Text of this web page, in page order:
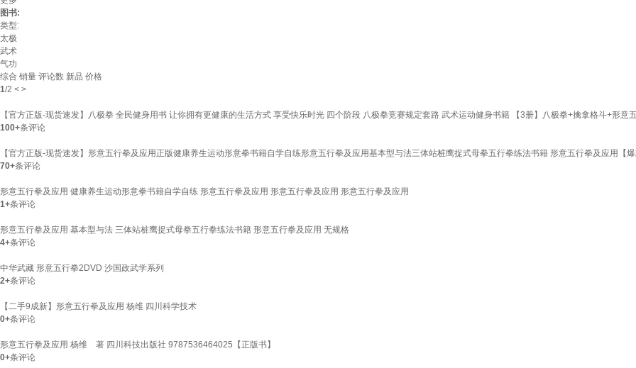
图书:
类型:
太极
武术
气功
综合 销量 评论数 新品 价格
1/2 < >
【官方正版-现货速发】八极拳 全民健身用书 让你拥有更健康的生活方式 享受快乐时光 四个阶段 八极拳竞赛规定套路 武术运动健身书籍 【3册】八极拳+擒拿格斗+形意
100+条评论
【官方正版-现货速发】形意五行拳及应用正版健康养生运动形意拳书籍自学自练形意五行拳及应用基本型与法三体站桩鹰捉式母拳五行拳练法书籍 形意五行拳及应用【爆
70+条评论
形意五行拳及应用 健康养生运动形意拳书籍自学自练 形意五行拳及应用 形意五行拳及应用 形意五行拳及应用
1+条评论
形意五行拳及应用 基本型与法 三体站桩鹰捉式母拳五行拳练法书籍 形意五行拳及应用 无规格
4+条评论
中华武藏 形意五行拳2DVD 沙国政武学系列
2+条评论
【二手9成新】形意五行拳及应用 杨维 四川科学技术
0+条评论
形意五行拳及应用 杨维 著 四川科技出版社 9787536464025【正版书】
0+条评论